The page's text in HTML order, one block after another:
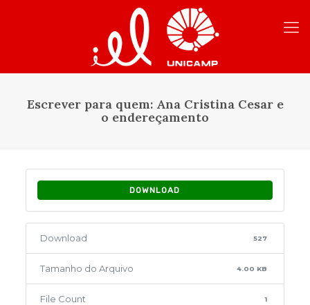
Escrever para quem: Ana Cristina Cesar e
o endereçamento
DOWNLOAD
Download 527
Tamanho do Arquivo 4.00 KB
File Count 1